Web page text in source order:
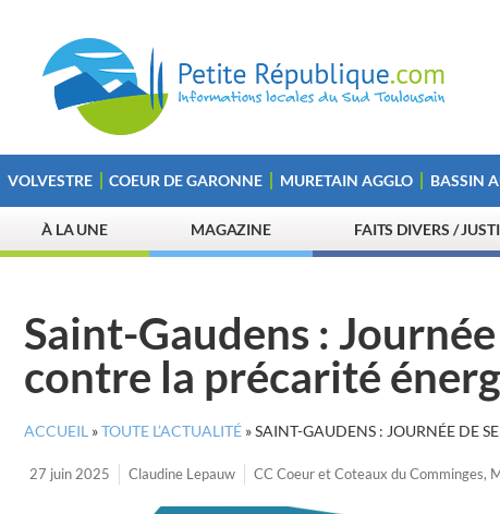
VOLVESTRE COEUR DE GARONNE MURETAIN AGGLO BASSIN
À LA UNE MAGAZINE FAITS DIVERS /
Saint-Gaudens :
contre la précarité
ACCUEIL »TOUTE L’ACTUALITÉ »SAINT-GAUDENS : JOURNÉE DE
27 juin 2025 Claudine Lepauw CC Coeur et Coteaux du Comminges,